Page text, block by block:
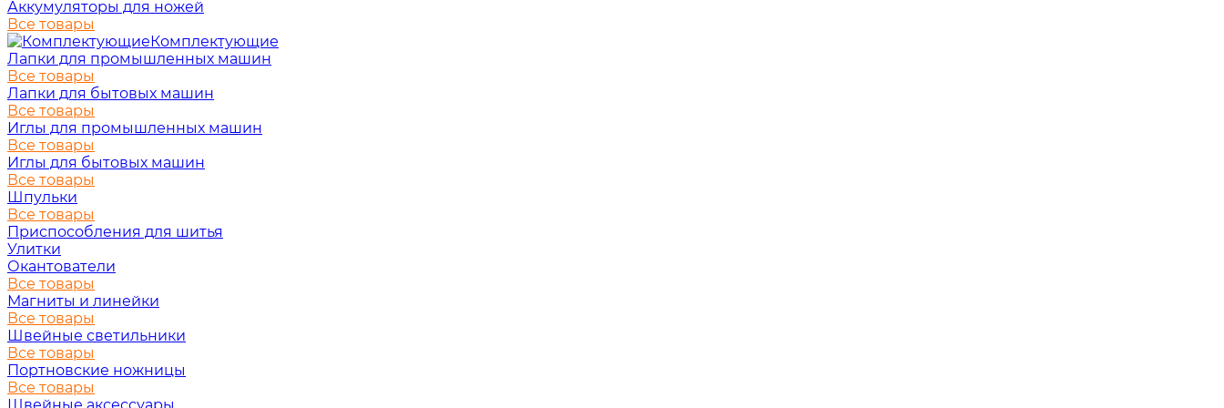
Аккумуляторы для ножей
Все товары
Комплектующие
Лапки для промышленных машин
Все товары
Лапки для бытовых машин
Все товары
Иглы для промышленных машин
Все товары
Иглы для бытовых машин
Все товары
Шпульки
Все товары
Приспособления для шитья
Улитки
Окантователи
Все товары
Магниты и линейки
Все товары
Швейные светильники
Все товары
Портновские ножницы
Все товары